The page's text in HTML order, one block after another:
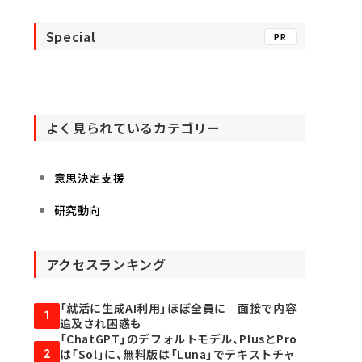
Special PR
よく見られているカテゴリー
意思決定支援
研究動向
アクセスランキング
1
「就活に生成AI利用」ほぼ全員に 面接で内容
追及され困惑も
2
「ChatGPT」のデフォルトモデル、PlusとPro
は「Sol」に、無料版は「Luna」でテキストチャ